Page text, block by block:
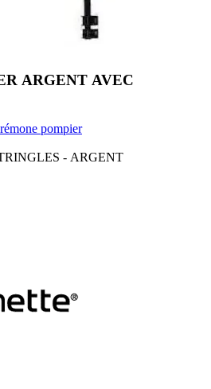
ARGENT AVEC
pompier
- ARGENT